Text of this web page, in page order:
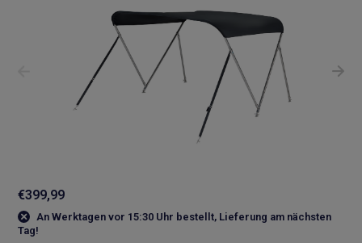
€399,99
An Werktagen vor 15:30 Uhr bestellt, Lieferung am nächsten
Tag!